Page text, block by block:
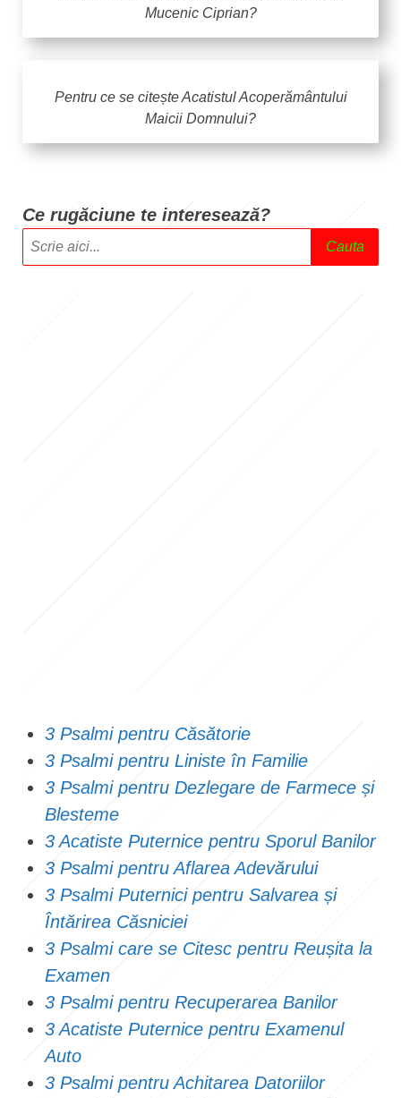
Mucenic Ciprian?
Pentru ce se citește Acatistul Acoperământului
Maicii Domnului?
Ce rugăciune te interesează?
Cauta
3 Psalmi pentru Căsătorie
3 Psalmi pentru Liniste în Familie
3 Psalmi pentru Dezlegare de Farmece și
Blesteme
3 Acatiste Puternice pentru Sporul Banilor
3 Psalmi pentru Aflarea Adevărului
3 Psalmi Puternici pentru Salvarea și
Întărirea Căsniciei
3 Psalmi care se Citesc pentru Reușita la
Examen
3 Psalmi pentru Recuperarea Banilor
3 Acatiste Puternice pentru Examenul
Auto
3 Psalmi pentru Achitarea Datoriilor